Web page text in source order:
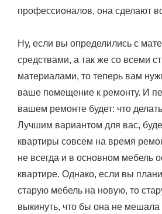
профессионалов, она сделают
Ну, если вы определились с
средствами, а так же со всеми
материалами, то теперь вам
ваше помещение к ремонту. И
вашем ремонте будет: что
Лучшим вариантом для вас,
квартиры совсем на время
не всегда и в основном мебель
квартире. Однако, если вы
старую мебель на новую, то
выкинуть, что бы она не